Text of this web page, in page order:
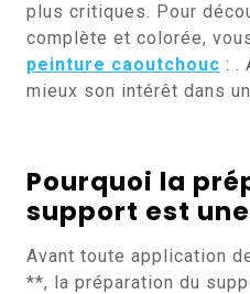
plus critiques. Pour
complète et colorée,
peinture caoutchouc : .
mieux son intérêt dans
Pourquoi la
support est
Avant toute application
**, la préparation du